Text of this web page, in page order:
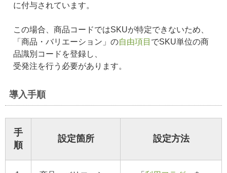
に付与されています。
この場合、商品コードではSKUが特定できないため、
「商品・バリエーション」の自由項目 でSKU単位の商
品識別コードを登録し、
受発注を行う必要があります。
導入手順
手
順
設定箇所 設定方法